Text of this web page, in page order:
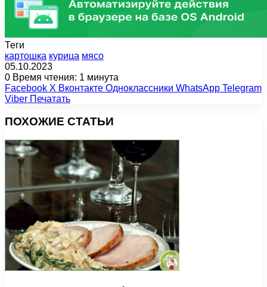
Теги
картошка курица мясо
05.10.2023
0 Время чтения: 1 минута
Facebook X Вконтакте Одноклассники WhatsApp Telegram
Viber Печатать
ПОХОЖИЕ СТАТЬИ